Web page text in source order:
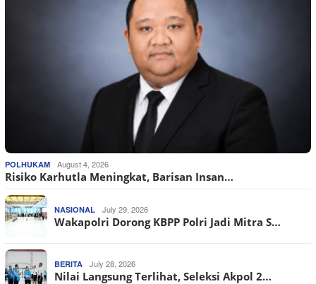
POLHUKAM August 4, 2026
Risiko Karhutla Meningkat, Barisan Insan…
NASIONAL July 29, 2026
Wakapolri Dorong KBPP Polri Jadi Mitra S…
BERITA July 28, 2026
Nilai Langsung Terlihat, Seleksi Akpol 2…